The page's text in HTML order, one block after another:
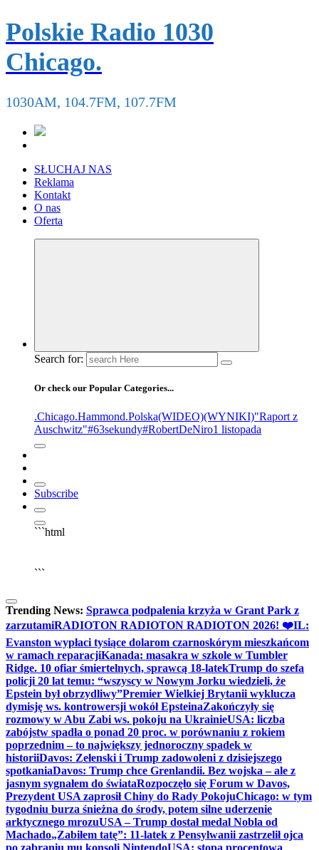
Polskie Radio 1030
Chicago.
1030AM, 104.7FM, 107.7FM
SŁUCHAJ NAS
Reklama
Kontakt
O nas
Oferta
Search for:
Or check our Popular Categories...
.Chicago.Hammond.Polska(WIDEO)(WYNIKI)"Raport z
Auschwitz"#63sekundy#RobertDeNiro1 listopada
Subscribe
```html
```
Trending News: Sprawca podpalenia krzyża w Grant Park z
zarzutamiRADIOTON RADIOTON RADIOTON 2026! ❤️IL:
Evanston wypłaci tysiące dolarom czarnoskórym mieszkańcom
w ramach reparacjiKanada: masakra w szkole w Tumbler
Ridge. 10 ofiar śmiertelnych, sprawcą 18-latekTrump do szefa
policji 20 lat temu: “wszyscy w Nowym Jorku wiedzieli, że
Epstein był obrzydliwy”Premier Wielkiej Brytanii wyklucza
dymisję ws. kontrowersji wokół EpsteinaZakończyły się
rozmowy w Abu Zabi ws. pokoju na UkrainieUSA: liczba
zabójstw spadła o ponad 20 proc. w porównaniu z rokiem
poprzednim – to największy jednoroczny spadek w
historiiDavos: Zełenski i Trump zadowoleni z dzisiejszego
spotkaniaDavos: Trump chce Grenlandii. Bez wojska – ale z
jasnym sygnałem do świataRozpoczęło się Forum w Davos,
Prezydent USA zaprosił Chiny do Rady PokojuChicago: w tym
tygodniu burza śnieżna do środy, potem silne uderzenie
arktycznego mrozuUSA – Trump dostał medal Nobla od
Machado„Zabiłem tatę”: 11-latek z Pensylwanii zastrzelił ojca
po zabraniu mu konsoli NintendoUSA: stopa procentowa